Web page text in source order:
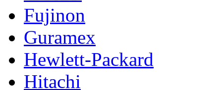
Fujinon
Guramex
Hewlett-Packard
Hitachi